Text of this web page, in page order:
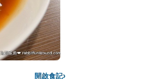
開啟食記›